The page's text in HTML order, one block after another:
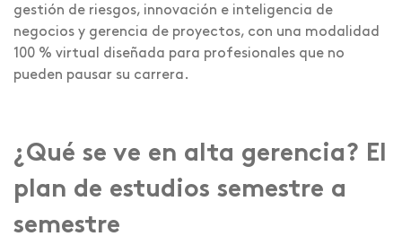
gestión de riesgos, innovación e inteligencia de
negocios y gerencia de proyectos, con una modalidad
100 % virtual diseñada para profesionales que no
pueden pausar su carrera.
¿Qué se ve en alta gerencia? El
plan de estudios semestre a
semestre